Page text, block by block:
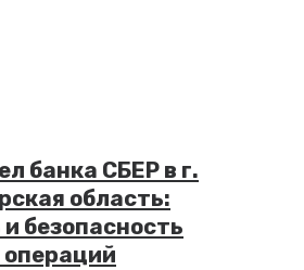
банка СБЕР в г.
область:
безопасность